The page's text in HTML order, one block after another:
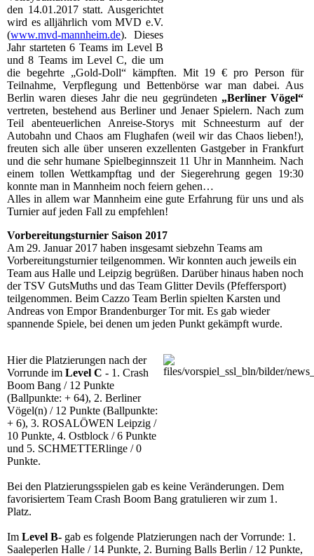
den 14.01.2017 statt. Ausgerichtet
wird es alljährlich vom MVD e.V.
(www.mvd-mannheim.de). Dieses
Jahr starteten 6 Teams im Level B
und 8 Teams im Level C, die um
die begehrte „Gold-Doll“ kämpften. Mit 19 € pro Person für
Teilnahme, Verpflegung und Bettenbörse war man dabei. Aus
Berlin waren dieses Jahr die neu gegründeten „Berliner Vögel“
vertreten, bestehend aus Berliner und Jenaer Spielern. Nach zum
Teil abenteuerlichen Anreise-Storys mit Schneesturm auf der
Autobahn und Chaos am Flughafen (weil wir das Chaos lieben!),
freuten sich alle über unseren exzellenten Gastgeber in Frankfurt
und die sehr humane Spielbeginnszeit 11 Uhr in Mannheim. Nach
einem tollen Wettkampftag und der Siegerehrung gegen 19:30
konnte man in Mannheim noch feiern gehen…
Alles in allem war Mannheim eine gute Erfahrung für uns und als
Turnier auf jeden Fall zu empfehlen!
Vorbereitungsturnier Saison 2017
Am 29. Januar 2017 haben insgesamt siebzehn Teams am
Vorbereitungsturnier teilgenommen. Wir konnten auch jeweils ein
Team aus Halle und Leipzig begrüßen. Darüber hinaus haben noch
der TSV GutsMuths und das Team Glitter Devils (Pfeffersport)
teilgenommen. Beim Cazzo Team Berlin spielten Karsten und
Andreas von Empor Brandenburger Tor mit. Es gab wieder
spannende Spiele, bei denen um jeden Punkt gekämpft wurde.
Hier die Platzierungen nach der
Vorrunde im Level C - 1. Crash
Boom Bang / 12 Punkte
(Ballpunkte: + 64), 2. Berliner
Vögel(n) / 12 Punkte (Ballpunkte:
+ 6), 3. ROSALÖWEN Leipzig /
10 Punkte, 4. Ostblock / 6 Punkte
und 5. SCHMETTERlinge / 0
Punkte.
Bei den Platzierungsspielen gab es keine Veränderungen. Dem
favorisiertem Team Crash Boom Bang gratulieren wir zum 1.
Platz.
Im Level B- gab es folgende Platzierungen nach der Vorrunde: 1.
Saaleperlen Halle / 14 Punkte, 2. Burning Balls Berlin / 12 Punkte,